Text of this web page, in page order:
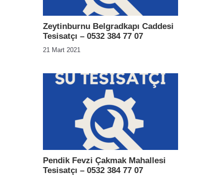
Zeytinburnu Belgradkapı Caddesi
Tesisatçı – 0532 384 77 07
21 Mart 2021
Pendik Fevzi Çakmak Mahallesi
Tesisatçı – 0532 384 77 07